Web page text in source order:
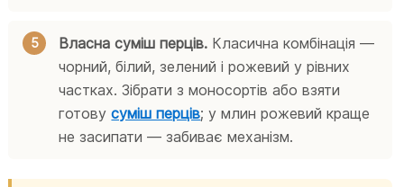
Власна суміш перців. Класична комбінація —
чорний, білий, зелений і рожевий у рівних
частках. Зібрати з моносортів або взяти
готовусуміш перців; у млин рожевий краще
не засипати — забиває механізм.